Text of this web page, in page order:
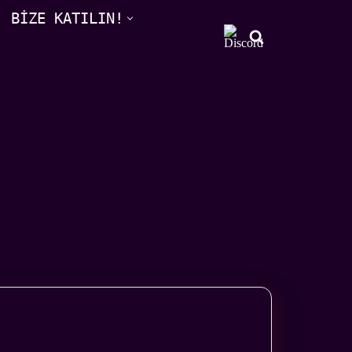
BİZE KATILIN!